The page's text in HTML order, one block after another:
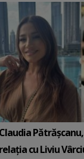
Claudia
relația cu Liviu